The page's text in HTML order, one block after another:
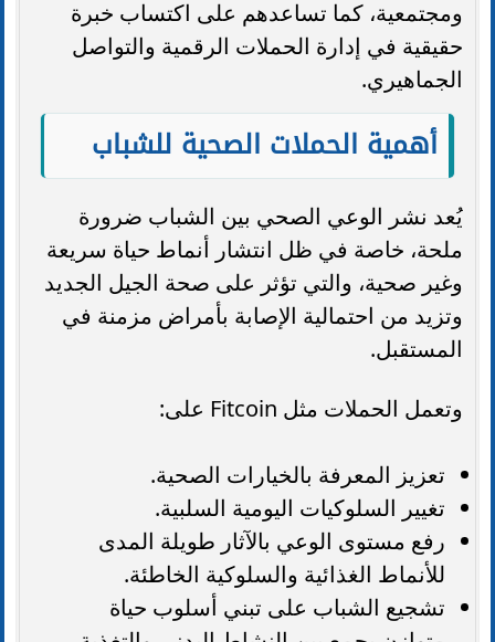
ومجتمعية، كما تساعدهم على اكتساب خبرة
حقيقية في إدارة الحملات الرقمية والتواصل
الجماهيري.
أهمية الحملات الصحية للشباب
يُعد نشر الوعي الصحي بين الشباب ضرورة
ملحة، خاصة في ظل انتشار أنماط حياة سريعة
وغير صحية، والتي تؤثر على صحة الجيل الجديد
وتزيد من احتمالية الإصابة بأمراض مزمنة في
المستقبل.
وتعمل الحملات مثل Fitcoin على:
تعزيز المعرفة بالخيارات الصحية.
تغيير السلوكيات اليومية السلبية.
رفع مستوى الوعي بالآثار طويلة المدى
للأنماط الغذائية والسلوكية الخاطئة.
تشجيع الشباب على تبني أسلوب حياة